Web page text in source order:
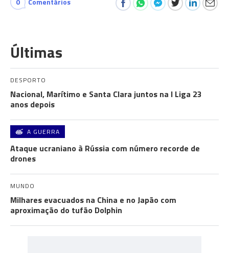
Últimas
DESPORTO
Nacional, Marítimo e Santa Clara juntos na I Liga 23
anos depois
A GUERRA
Ataque ucraniano à Rússia com número recorde de
drones
MUNDO
Milhares evacuados na China e no Japão com
aproximação do tufão Dolphin